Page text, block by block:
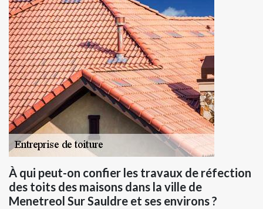
À qui peut-on confier les travaux de réfection
des toits des maisons dans la ville de
Menetreol Sur Sauldre et ses environs ?